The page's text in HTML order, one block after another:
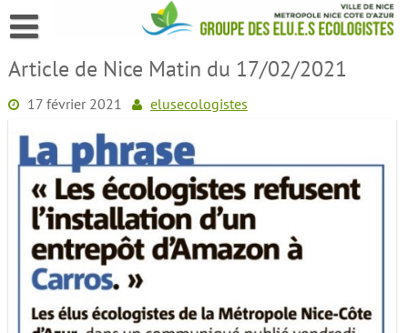
to
content
Article de Nice Matin du 17/02/2021
17 février 2021 elusecologistes